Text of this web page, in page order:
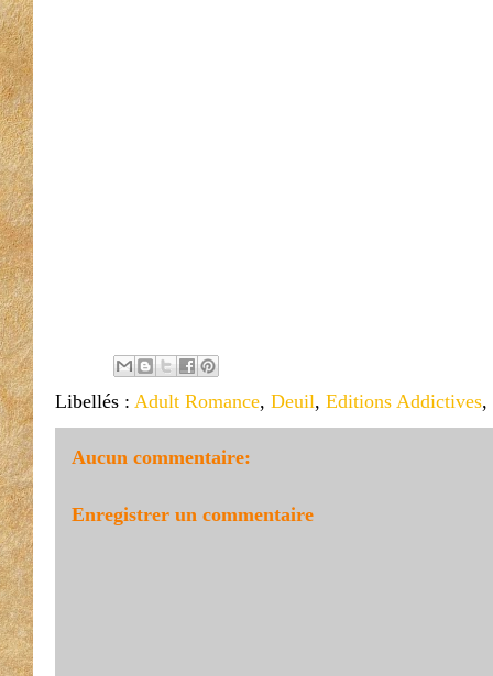
Libellés : Adult Romance, Deuil, Editions Addictives,
Aucun commentaire:
Enregistrer un commentaire